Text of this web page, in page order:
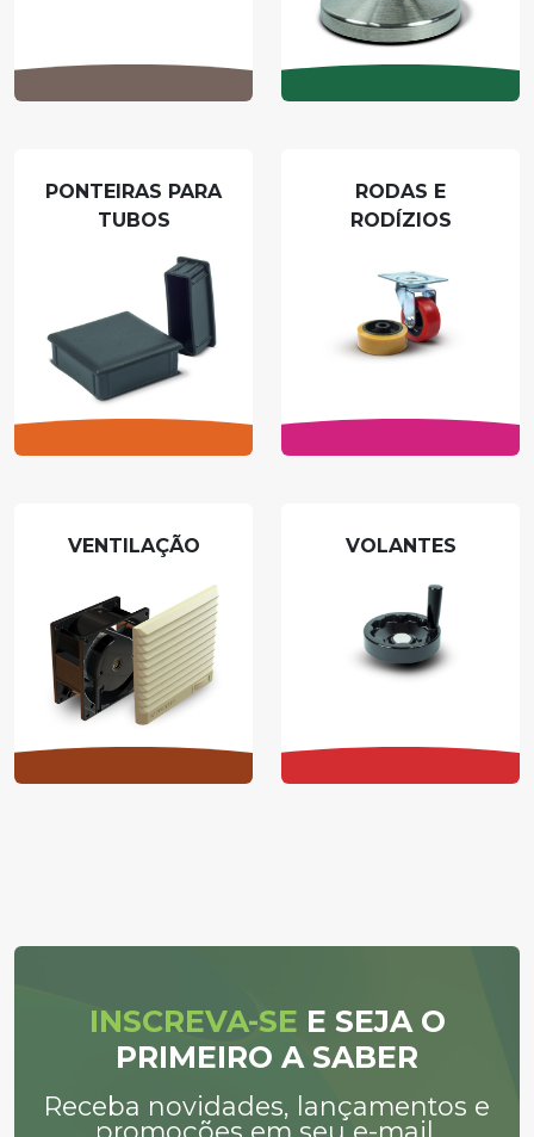
PONTEIRAS PARA
TUBOS
RODAS E
RODÍZIOS
VENTILAÇÃO VOLANTES
INSCREVA-SE E SEJA O
PRIMEIRO A SABER
Receba novidades, lançamentos e